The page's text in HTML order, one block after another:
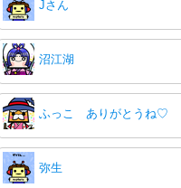
Jさん
沼江湖
ふっこ ありがとうね♡
弥生